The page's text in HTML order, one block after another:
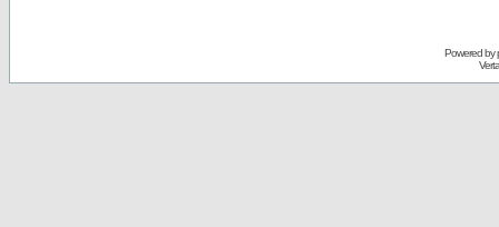
Powered by